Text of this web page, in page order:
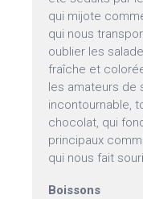
qui mijote
qui nous
oublier les
fraîche et
les amateurs de
incontournable,
chocolat, qui
principaux
qui nous fait
Boissons